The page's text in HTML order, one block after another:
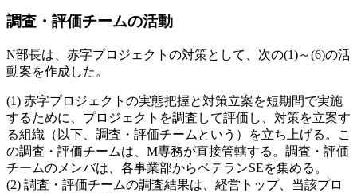
調査・評価チームの活動
N部長は、赤字プロジェクトの対策として、次の(1)～(6)の活
動案を作成した。
赤字プロジェクトの実態把握と対策立案を短期間で実施
するために、プロジェクトを調査して評価し、対策を立案す
る組織（以下、調査・評価チームという）を立ち上げる。こ
の調査・評価チームは、M専務が直接管轄する。調査・評価
チームのメンバは、各事業部からベテランSEを集める。
調査・評価チームの調査結果は、経営トップ、当該プロ